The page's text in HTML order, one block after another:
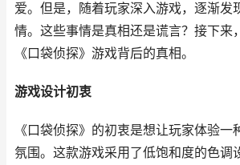
爱。但是，随着玩家深入游戏，逐渐发
情。这些事情是真相还是谎言？接下来
《口袋侦探》游戏背后的真相。
游戏设计初衷
《口袋侦探》的初衷是想让玩家体验一
氛围。这款游戏采用了低饱和度的色调